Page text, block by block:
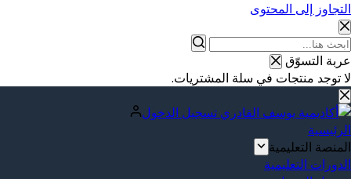
التجاوز إلى المحتوى
عربة التسوّق
لا توجد منتجات في سلة المشتريات.
تسجيل الدخول
الرئيسية
المنصة التعليمية
الدورات التعليمية